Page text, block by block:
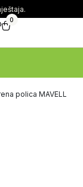
0
polica MAVELL